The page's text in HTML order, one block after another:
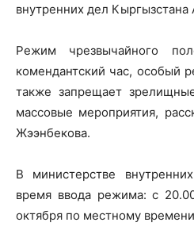
внутренних дел Кыргызстана
Режим чрезвычайного
комендантский час, особый
также запрещает
массовые мероприятия,
Жээнбекова.
В министерстве
время ввода режима: с
октября по местному